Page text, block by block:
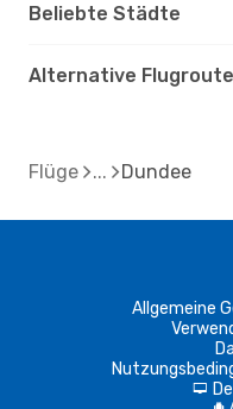
Beliebte Städte
Alternative
Flüge Dundee
Allgemeine
d